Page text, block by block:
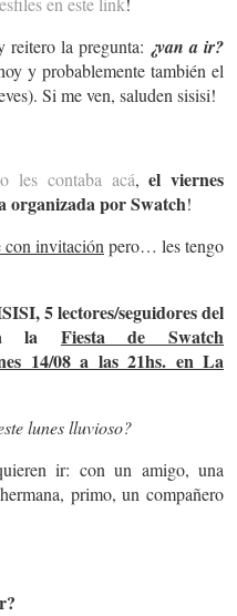
reitero la pregunta: ¿van a ir?
y probablemente también el
Si me ven, saluden sisisi!
les contaba acá,el viernes
organizada por Swatch!
con invitación pero… les tengo
5 lectores/seguidores del
la Fiesta de Swatch
14/08 a las 21hs. en La
lunes lluvioso?
ir: con un amigo, una
primo, un compañero